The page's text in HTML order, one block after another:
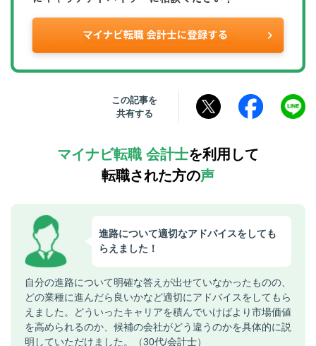
この記事を
共有する
マイナビ転職 会計士を利用して
転職された方の声
進路について適切なアドバイスをしても
らえました！
自分の進路について明確な答えが出せていなかったものの、
どの業種に進んだら良いかなど適切にアドバイスをしてもら
えました。どういったキャリアを積んでいけばより市場価値
を高められるのか、候補の会社がどう違うのかを具体的に説
明していただけました。（30代/会計士）